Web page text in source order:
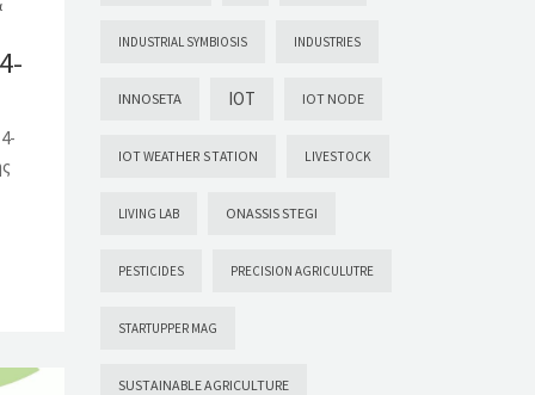
INDUSTRIAL SYMBIOSIS INDUSTRIES
INNOSETA IOT IOT NODE
IOT WEATHER STATION LIVESTOCK
LIVING LAB ONASSIS STEGI
PESTICIDES PRECISION AGRICULUTRE
STARTUPPER MAG
SUSTAINABLE AGRICULTURE